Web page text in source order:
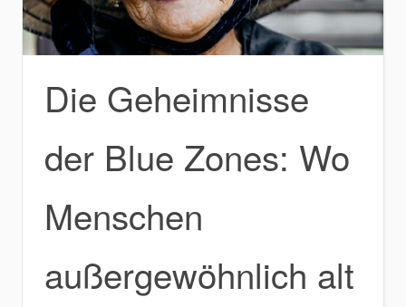
Die Geheimnisse
der Blue Zones: Wo
Menschen
außergewöhnlich alt